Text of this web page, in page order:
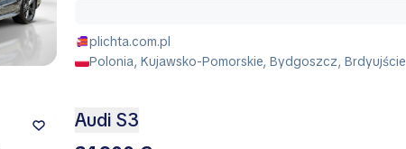
plichta.com.pl
Polonia, Kujawsko-Pomorskie, Bydgoszcz, Brdyujście
Audi S3